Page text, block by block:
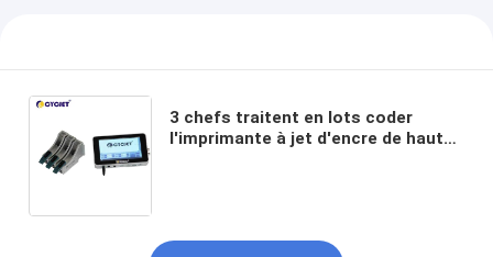
3 chefs traitent en lots coder
l'imprimante à jet d'encre de haute